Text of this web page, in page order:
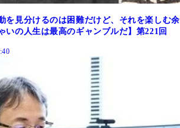
を見分けるのは困難だけど、それを楽しむ余
いの人生は最高のギャンブルだ】第221回